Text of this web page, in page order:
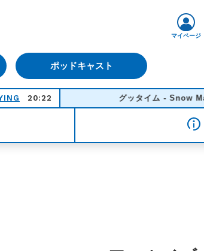
ポッドキャスト
マイページ
20:22 グッタイム - Snow Man